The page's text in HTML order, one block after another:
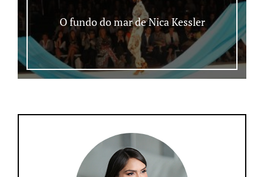
O fundo do mar de Nica Kessler